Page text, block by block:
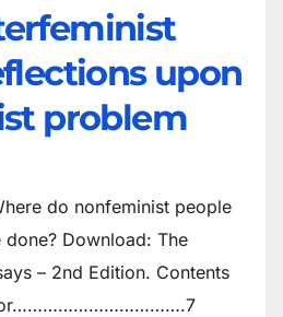
upon
problem
do non­feminist people
Download: The
– 2nd Edition. Contents